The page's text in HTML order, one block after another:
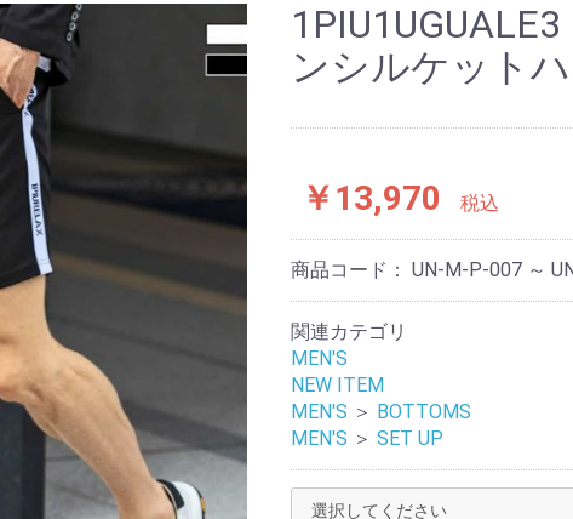
ンシルケット
￥13,970 税込
商品コード： UN-M-P-007 ～
関連カテゴリ
MEN'S
NEW ITEM
MEN'S ＞ BOTTOMS
MEN'S ＞ SET UP